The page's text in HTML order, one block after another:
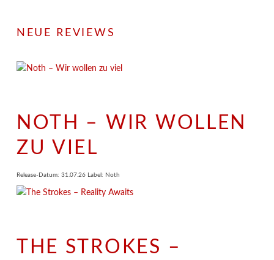
NEUE REVIEWS
NOTH – WIR WOLLEN
ZU VIEL
Release-Datum: 31.07.26 Label: Noth
THE STROKES –